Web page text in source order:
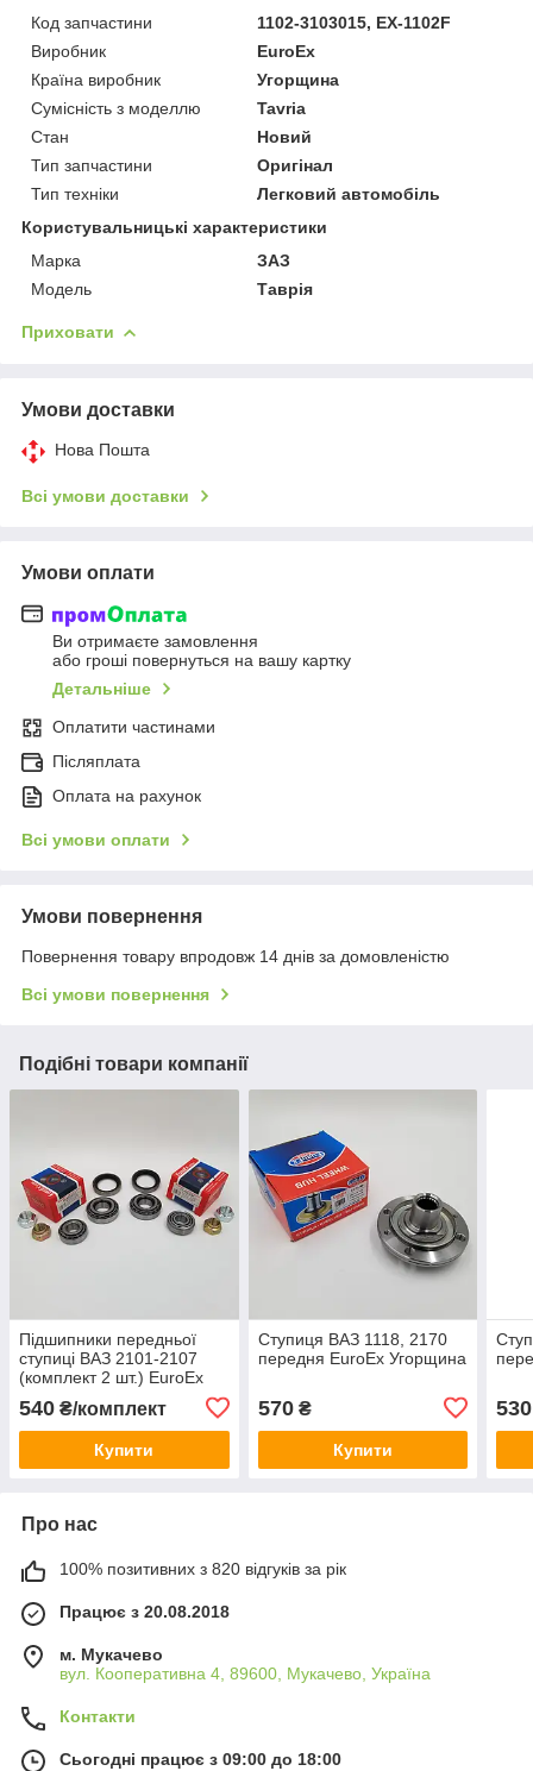
Код запчастини
1102-3103015, EX-1102F
Виробник
EuroEx
Країна виробник
Угорщина
Сумісність з моделлю
Tavria
Стан
Новий
Тип запчастини
Оригінал
Тип техніки
Легковий автомобіль
Користувальницькі характеристики
Марка
ЗАЗ
Мoдель
Таврія
Приховати
Умови доставки
Нова Пошта
Всі умови доставки
Умови оплати
Ви отримаєте замовлення
або гроші повернуться на вашу картку
Детальніше
Оплатити частинами
Післяплата
Оплата на рахунок
Всі умови оплати
Умови повернення
Повернення товару впродовж 14 днів за домовленістю
Всі умови повернення
Подібні товари компанії
Підшипники передньої
ступиці ВАЗ 2101-2107
(комплект 2 шт.) EuroEx
540 ₴/комплект
Купити
Ступиця ВАЗ 1118, 2170
передня EuroEx Угорщина
570₴
Купити
530
Про нас
100% позитивних з 820 відгуків за рік
Працює з 20.08.2018
м. Мукачево
вул. Кооперативна 4, 89600, Мукачево, Україна
Контакти
Сьогодні працює з 09:00 до 18:00